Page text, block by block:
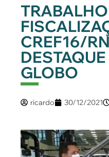
CREF16/
GLOBO
ricardo 30/12/2021